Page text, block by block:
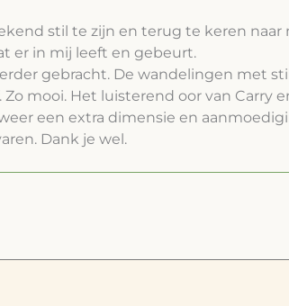
stil te zijn en terug te keren
er in mij leeft en gebeurt.
gebracht. De wandelingen met
mooi. Het luisterend oor van
een extra dimensie en
Dank je wel.